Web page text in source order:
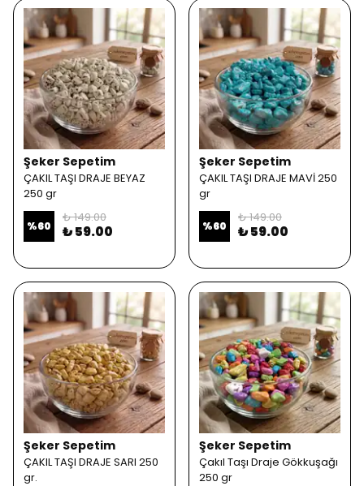
Şeker Sepetim
ÇAKIL TAŞI DRAJE BEYAZ
250 gr
%60
₺ 149.00
₺ 59.00
Şeker Sepetim
ÇAKIL TAŞI DRAJE MAVİ 250
gr
%60
₺ 149.00
₺ 59.00
Şeker Sepetim
ÇAKIL TAŞI DRAJE SARI 250
gr.
Şeker Sepetim
Çakıl Taşı Draje Gökkuşağı
250 gr